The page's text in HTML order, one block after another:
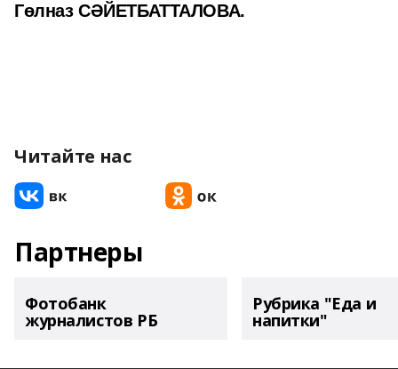
Гөлназ СӘЙЕТБАТТАЛОВА.
Читайте нас
Партнеры
Фотобанк
журналистов РБ
Рубрика "Еда и
напитки"